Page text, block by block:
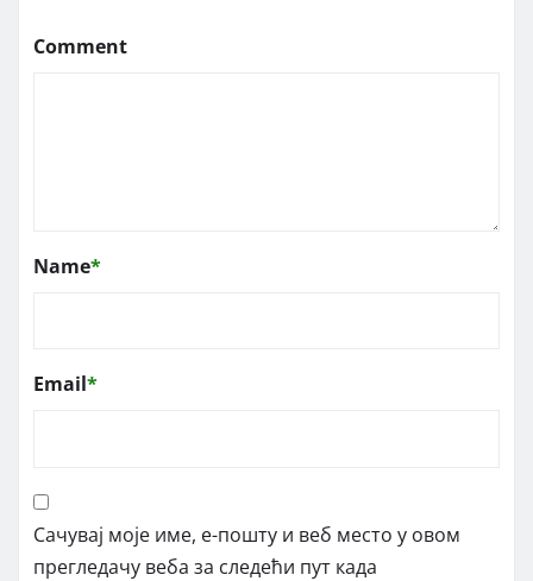
Comment
Name*
Email*
Сачувај моје име, е-пошту и веб место у овом
прегледачу веба за следећи пут када